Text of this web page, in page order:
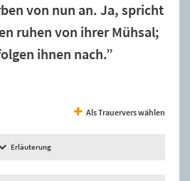
von nun an. Ja, spricht
ruhen von ihrer Mühsal;
ihnen nach.”
Als Trauervers wählen
Erläuterung